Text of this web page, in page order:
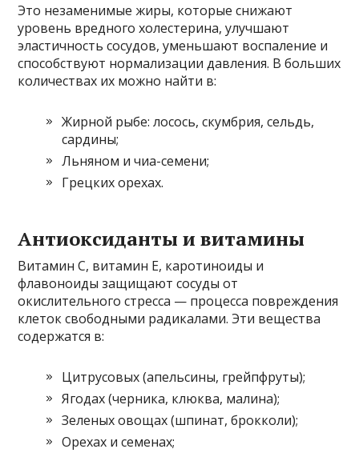
Это незаменимые жиры, которые снижают
уровень вредного холестерина, улучшают
эластичность сосудов, уменьшают воспаление и
способствуют нормализации давления. В больших
количествах их можно найти в:
Жирной рыбе: лосось, скумбрия, сельдь,
сардины;
Льняном и чиа-семени;
Грецких орехах.
Антиоксиданты и витамины
Витамин C, витамин E, каротиноиды и
флавоноиды защищают сосуды от
окислительного стресса — процесса повреждения
клеток свободными радикалами. Эти вещества
содержатся в:
Цитрусовых (апельсины, грейпфруты);
Ягодах (черника, клюква, малина);
Зеленых овощах (шпинат, брокколи);
Орехах и семенах;